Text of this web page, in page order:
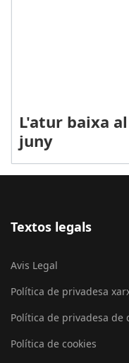
L'atur baixa
juny
Textos legals
Avis Legal
Política de privadesa
Política de privadesa de
Política de cookies